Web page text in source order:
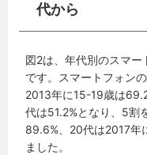
代から
図2は、年代別のスマ
です。スマートフォン
2013年に15-19歳は
代は51.2%となり、5割
89.6%、20代は2017年
ました。